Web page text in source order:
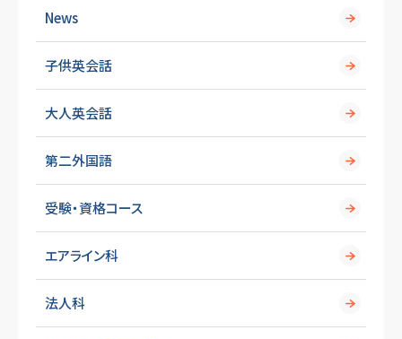
News
子供英会話
大人英会話
第二外国語
受験・資格コース
エアライン科
法人科